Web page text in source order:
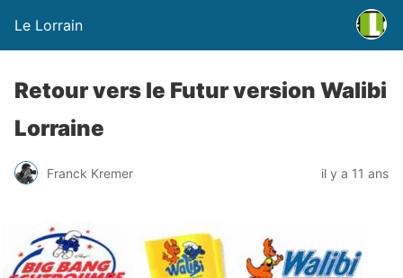
Le Lorrain
Retour vers le Futur version Walibi
Lorraine
Franck Kremer il y a 11 ans